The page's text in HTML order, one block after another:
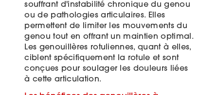
souffrant d'instabilité chronique du genou
ou de pathologies articulaires. Elles
permettent de limiter les mouvements du
genou tout en offrant un maintien optimal.
Les genouillères rotuliennes, quant à elles,
ciblent spécifiquement la rotule et sont
conçues pour soulager les douleurs liées
à cette articulation.